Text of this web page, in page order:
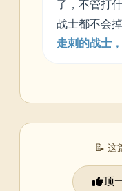
了，不管打
战士都不会
走刺的战士
📝 这
顶